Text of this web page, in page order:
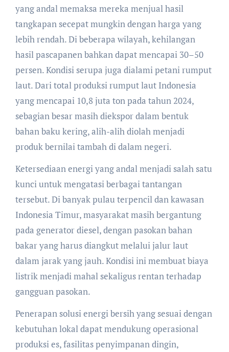
yang andal memaksa mereka menjual hasil
tangkapan secepat mungkin dengan harga yang
lebih rendah. Di beberapa wilayah, kehilangan
hasil pascapanen bahkan dapat mencapai 30–50
persen. Kondisi serupa juga dialami petani rumput
laut. Dari total produksi rumput laut Indonesia
yang mencapai 10,8 juta ton pada tahun 2024,
sebagian besar masih diekspor dalam bentuk
bahan baku kering, alih-alih diolah menjadi
produk bernilai tambah di dalam negeri.
Ketersediaan energi yang andal menjadi salah satu
kunci untuk mengatasi berbagai tantangan
tersebut. Di banyak pulau terpencil dan kawasan
Indonesia Timur, masyarakat masih bergantung
pada generator diesel, dengan pasokan bahan
bakar yang harus diangkut melalui jalur laut
dalam jarak yang jauh. Kondisi ini membuat biaya
listrik menjadi mahal sekaligus rentan terhadap
gangguan pasokan.
Penerapan solusi energi bersih yang sesuai dengan
kebutuhan lokal dapat mendukung operasional
produksi es, fasilitas penyimpanan dingin,